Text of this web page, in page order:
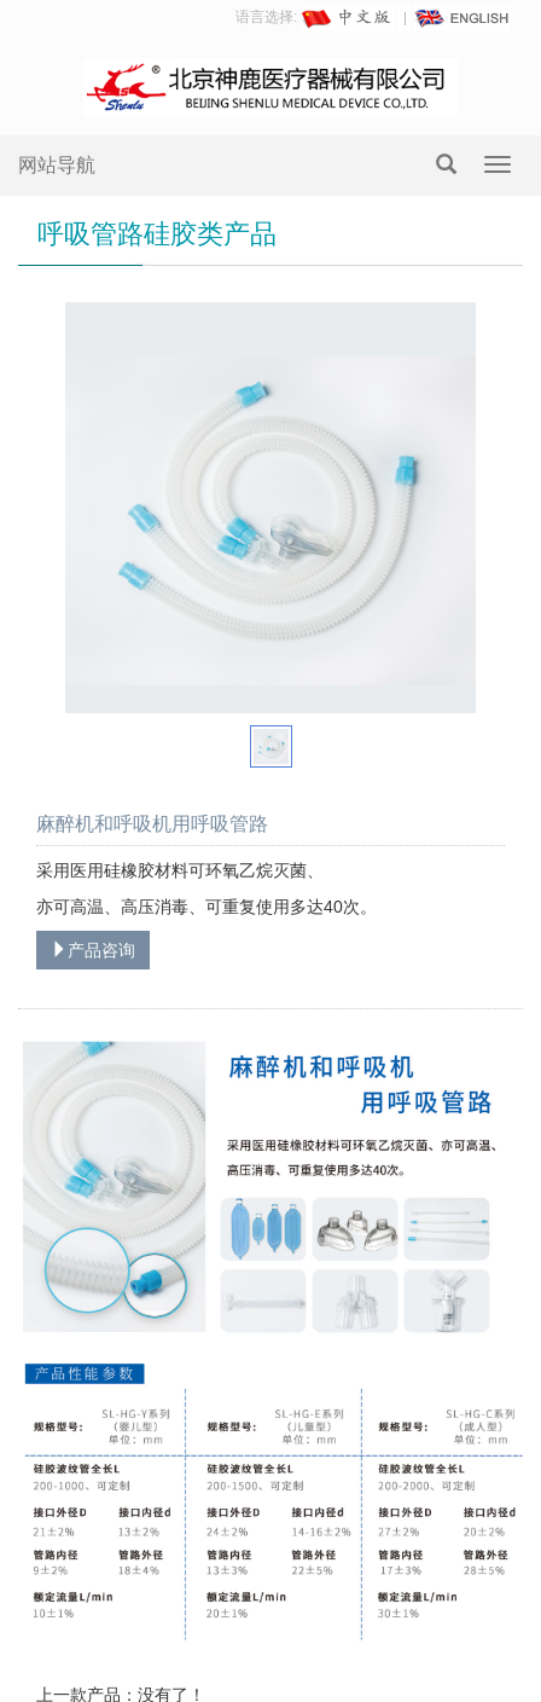
语言选择:
网站导航
呼吸管路硅胶类产品
麻醉机和呼吸机用呼吸管路
采用医用硅橡胶材料可环氧乙烷灭菌、
亦可高温、高压消毒、可重复使用多达40次。
产品咨询
上一款产品：没有了！